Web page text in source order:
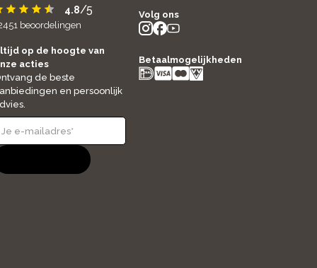
4.8/5
beoordelingen
op de hoogte van
acties
de beste
en persoonlijk
Volg ons
instagram
facebook
Betaalmogelijkheden